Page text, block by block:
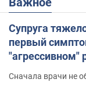
Супруга
первый
"агрессивном"
Сначала врачи не